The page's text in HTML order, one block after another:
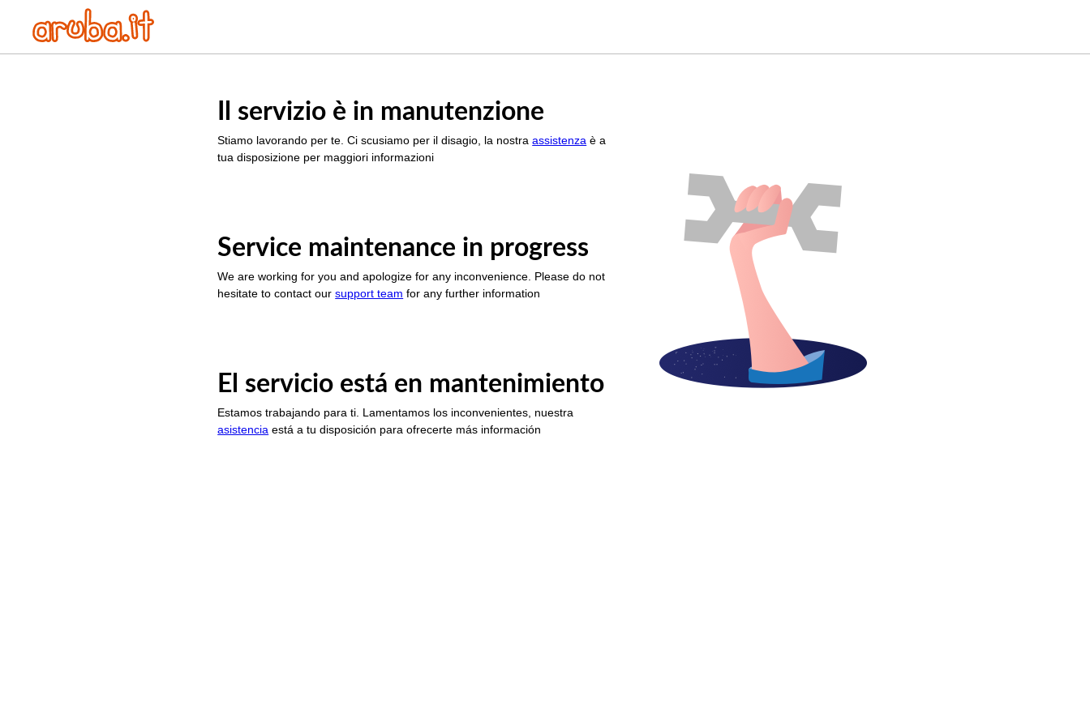
Il servizio è in manutenzione
Stiamo lavorando per te. Ci scusiamo per il disagio, la nostraassistenza è a
tua disposizione per maggiori informazioni
Service maintenance in progress
We are working for you and apologize for any inconvenience. Please do not
hesitate to contact oursupport team for any further information
El servicio está en mantenimiento
Estamos trabajando para ti. Lamentamos los inconvenientes, nuestra
asistencia está a tu disposición para ofrecerte más información